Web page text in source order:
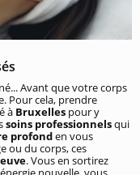
Avant que votre corps
Pour cela, prendre
à Bruxelles pour y
soins professionnelsqui
profonden vous
ou du corps, ces
. Vous en sortirez